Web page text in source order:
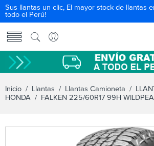
Sus llantas un clic, El mayor stock de llantas
todo el Perú!
Inicio / Llantas / Llantas Camioneta /
HONDA / FALKEN 225/60R17 99H